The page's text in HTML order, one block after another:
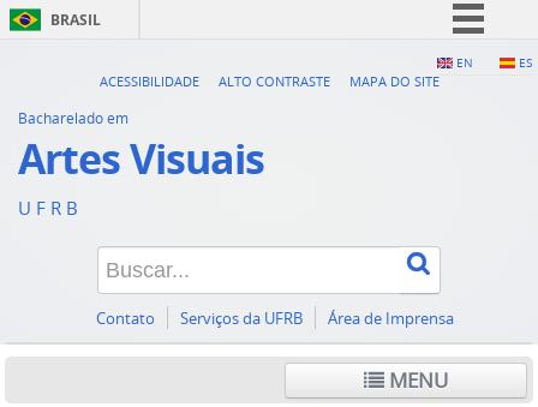
BRASIL
Canais
EN ES
ACESSIBILIDADE ALTO CONTRASTE MAPA DO SITE
Bacharelado em
Artes Visuais
U F R B
Contato Serviços da UFRB Área de Imprensa
MENU